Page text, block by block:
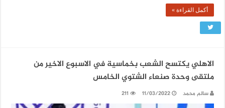
أكمل القراءة »
الاهلي يكتسح الشعب بخماسية في الاسبوع الاخير من
ملتقى وحدة صنعاء الشتوي الخامس
سالم محمد 11/03/2022
211